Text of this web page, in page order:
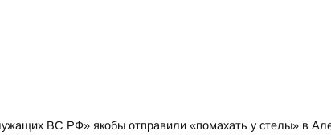
ВС РФ» якобы отправили «помахать у стелы» в